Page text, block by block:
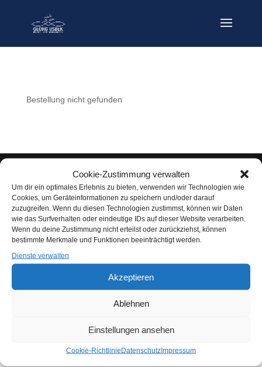
Cookie-Zustimmung verwalten
Um dir ein optimales Erlebnis zu bieten, verwenden wir Technologien wie
Cookies, um Geräteinformationen zu speichern und/oder darauf
zuzugreifen. Wenn du diesen Technologien zustimmst, können wir Daten
wie das Surfverhalten oder eindeutige IDs auf dieser Website verarbeiten.
Wenn du deine Zustimmung nicht erteilst oder zurückziehst, können
bestimmte Merkmale und Funktionen beeinträchtigt werden.
Dienste verwalten
Akzeptieren
Ablehnen
Einstellungen ansehen
Cookie-RichtlinieDatenschutzImpressum
Bestellung nicht gefunden
Designed by exklusivMARKETING | exm.SH
Vertrag widerrufen